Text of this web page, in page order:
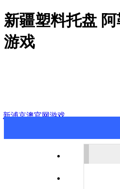
新疆塑料托盘
游戏
新浦京澳官网游戏